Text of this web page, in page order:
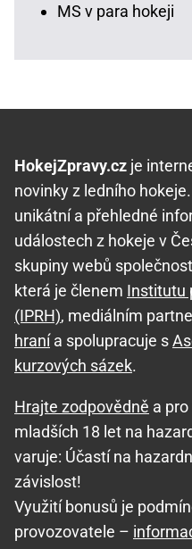
MS v para hokeji
HokejZpravy.cz je
novinky z ledního
unikátní a přehledné
událostech z hokeje v
skupiny webů
která je členem Institutu
(IPRH), mediálním
hranía spolupracuje s
kurzových sázek.
Hrajte zodpovědně a
mladších 18 let na
varuje: Účastí na
závislost!
Využití bonusů je
provozovatele –